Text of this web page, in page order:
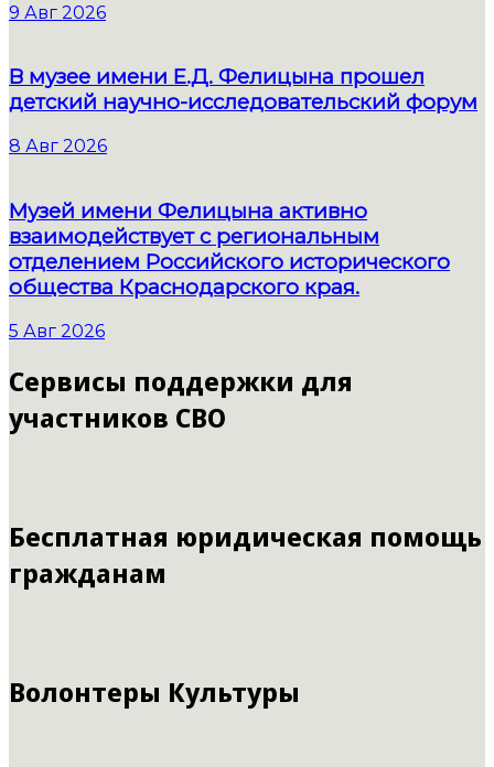
9 Авг 2026
В музее имени Е.Д. Фелицына прошел
детский научно-исследовательский форум
8 Авг 2026
Музей имени Фелицына активно
взаимодействует с региональным
отделением Российского исторического
общества Краснодарского края.
5 Авг 2026
Сервисы поддержки для
участников СВО
Бесплатная юридическая помощь
гражданам
Волонтеры Культуры